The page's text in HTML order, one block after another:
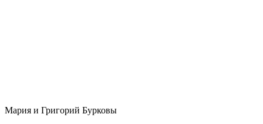
Мария и Григорий Бурковы